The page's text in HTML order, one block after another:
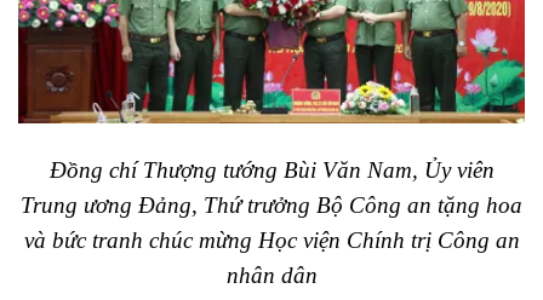
Đồng chí Thượng tướng Bùi Văn Nam, Ủy viên
Trung ương Đảng, Thứ trưởng Bộ Công an tặng hoa
và bức tranh chúc mừng Học viện Chính trị Công an
nhân dân